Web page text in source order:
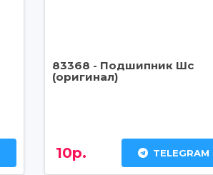
83368 - Подшипник Шс
(оригинал)
10р. TELEGRAM